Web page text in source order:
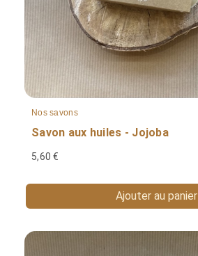
Nos savons
Savon aux huiles - Jojoba
5,60 €
Ajouter au panier